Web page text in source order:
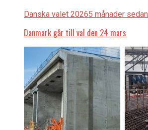
Danska valet 20265 månader sedan
Danmark går till val den 24 mars